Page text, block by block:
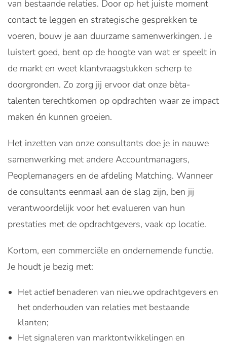
van bestaande relaties. Door op het juiste moment
contact te leggen en strategische gesprekken te
voeren, bouw je aan duurzame samenwerkingen. Je
luistert goed, bent op de hoogte van wat er speelt in
de markt en weet klantvraagstukken scherp te
doorgronden. Zo zorg jij ervoor dat onze bèta-
talenten terechtkomen op opdrachten waar ze impact
maken én kunnen groeien.
Het inzetten van onze consultants doe je in nauwe
samenwerking met andere Accountmanagers,
Peoplemanagers en de afdeling Matching. Wanneer
de consultants eenmaal aan de slag zijn, ben jij
verantwoordelijk voor het evalueren van hun
prestaties met de opdrachtgevers, vaak op locatie.
Kortom, een commerciële en ondernemende functie.
Je houdt je bezig met:
Het actief benaderen van nieuwe opdrachtgevers en
het onderhouden van relaties met bestaande
klanten;
Het signaleren van marktontwikkelingen en